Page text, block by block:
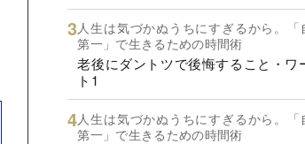
人生は気づかぬうちにすぎるから。「
第一」で生きるための時間術
老後にダントツで後悔すること・ワ
ト1
人生は気づかぬうちにすぎるから。「
第一」で生きるための時間術